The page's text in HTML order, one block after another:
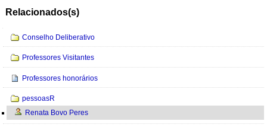
Relacionados(s)
Navegação
Conselho Deliberativo
Professores Visitantes
Professores honorários
pessoasR
Renata Bovo Peres